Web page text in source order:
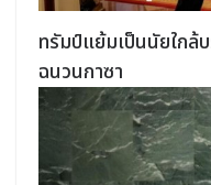
ทรัมป์แย้มเป็นนัยใกล้
ฉนวนกาซา